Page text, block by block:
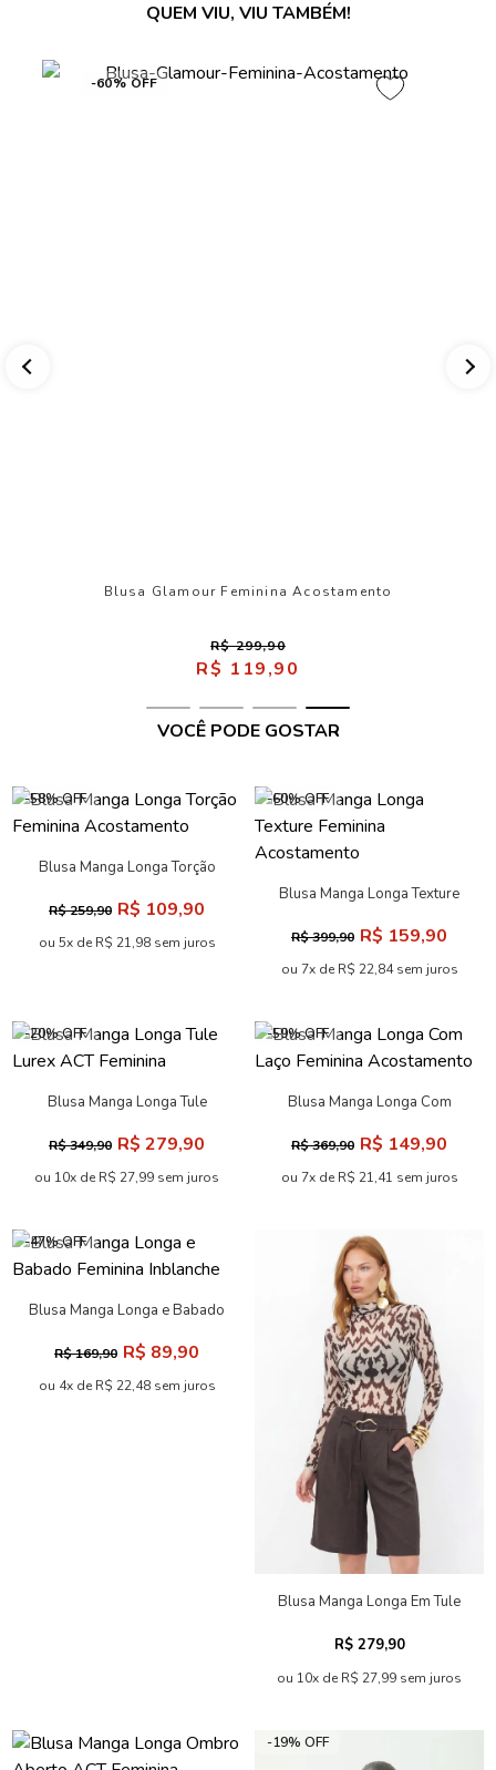
QUEM VIU, VIU TAMBÉM!
-60% OFF
Blusa Glamour Feminina Acostamento
R$ 299,90
R$ 119,90
VOCÊ PODE GOSTAR
-58% OFF
Blusa Manga Longa Torção
R$ 259,90 R$ 109,90
ou 5x de R$ 21,98 sem juros
-60% OFF
Blusa Manga Longa Texture
R$ 399,90 R$ 159,90
ou 7x de R$ 22,84 sem juros
-20% OFF
Blusa Manga Longa Tule
R$ 349,90 R$ 279,90
ou 10x de R$ 27,99 sem juros
-59% OFF
Blusa Manga Longa Com
R$ 369,90 R$ 149,90
ou 7x de R$ 21,41 sem juros
-47% OFF
Blusa Manga Longa e Babado
R$ 169,90 R$ 89,90
ou 4x de R$ 22,48 sem juros
Blusa Manga Longa Em Tule
R$ 279,90
ou 10x de R$ 27,99 sem juros
-19% OFF